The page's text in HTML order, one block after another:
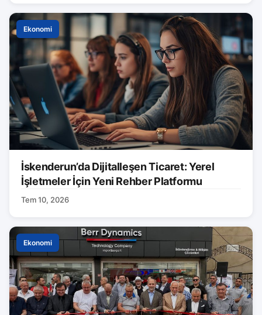
Ekonomi
İskenderun’da Dijitalleşen Ticaret: Yerel
İşletmeler İçin Yeni Rehber Platformu
Tem 10, 2026
Ekonomi